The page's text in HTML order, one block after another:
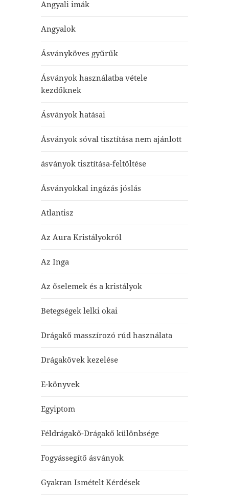
Angyali imák
Angyalok
Ásványköves gyűrűk
Ásványok használatba vétele
kezdőknek
Ásványok hatásai
Ásványok sóval tisztítása nem ajánlott
ásványok tisztítása-feltöltése
Ásványokkal ingázás jóslás
Atlantisz
Az Aura Kristályokról
Az Inga
Az őselemek és a kristályok
Betegségek lelki okai
Drágakő masszírozó rúd használata
Drágakövek kezelése
E-könyvek
Egyiptom
Féldrágakő-Drágakő különbsége
Fogyássegítő ásványok
Gyakran Ismételt Kérdések